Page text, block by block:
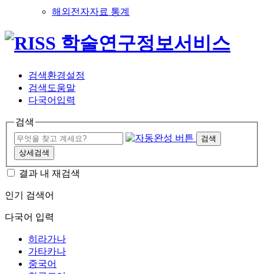
해외전자자료 통계
검색환경설정
검색도움말
다국어입력
검색
검색
상세검색
결과 내 재검색
인기 검색어
다국어 입력
히라가나
가타카나
중국어